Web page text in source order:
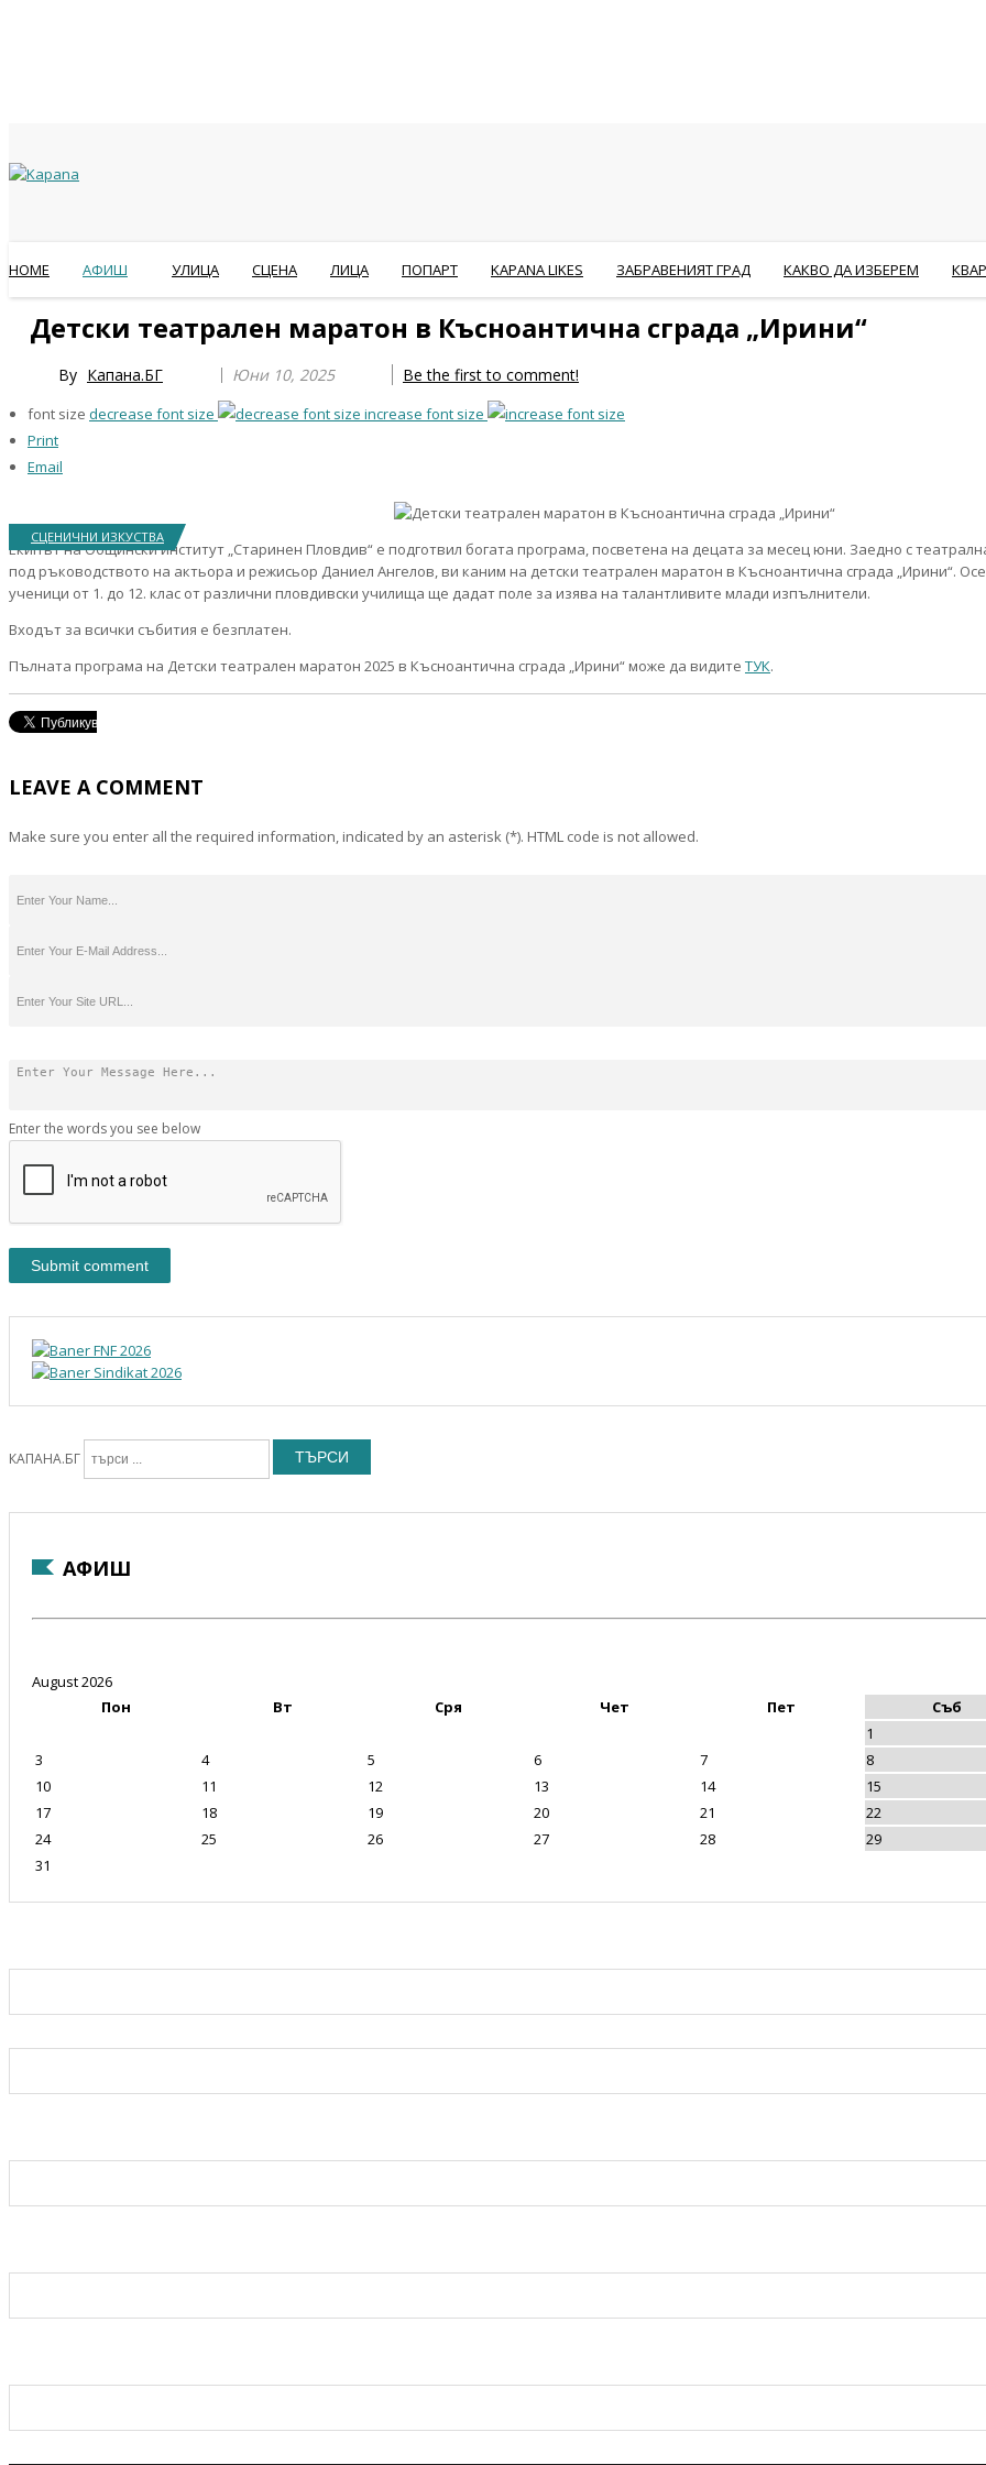
HOME АФИШ УЛИЦА СЦЕНА ЛИЦА ПОПАРТ KAPANA LIKES ЗАБРАВЕНИЯТ ГРАД КАКВО ДА ИЗБЕРЕМ
Детски театрален маратон в Късноантична сграда „Ирини“
By Капана.БГ Юни 10, 2025 Be the first to comment!
font size decrease font size
increase font size
Print
Email
СЦЕНИЧНИ ИЗКУСТВА
Екипът на Общински институт „Старинен Пловдив“ е подготвил богата програма, посветена на децата за месец юни. Заедно с
под ръководството на актьора и режисьор Даниел Ангелов, ви каним на детски театрален маратон в Късноантична сграда „Ирини“.
ученици от 1. до 12. клас от различни пловдивски училища ще дадат поле за изява на талантливите млади изпълнители.
Входът за всички събития е безплатен.
Пълната програма на Детски театрален маратон 2025 в Късноантична сграда „Ирини“ може да видите ТУК.
LEAVE A COMMENT
Make sure you enter all the required information, indicated by an asterisk (*). HTML code is not allowed.
Enter the words you see below
КАПАНА.БГ ТЪРСИ
АФИШ
Year
Month
Year
Month
August 2026
Пон
Вт Сря Чет Пет Съб
1
3
4 5 6 7 8
10
11 12 13 14 15
17
18 19 20 21 22
24
25 26 27 28 29
31